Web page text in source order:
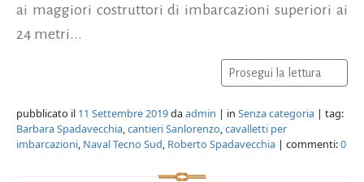
ai maggiori costruttori di imbarcazioni superiori ai
24 metri...
Prosegui la lettura
pubblicato il 11 Settembre 2019daadmin | in Senza categoria | tag:
Barbara Spadavecchia cantieri Sanlorenzo cavalletti per
imbarcazioni Naval Tecno Sud Roberto Spadavecchia | commenti:0